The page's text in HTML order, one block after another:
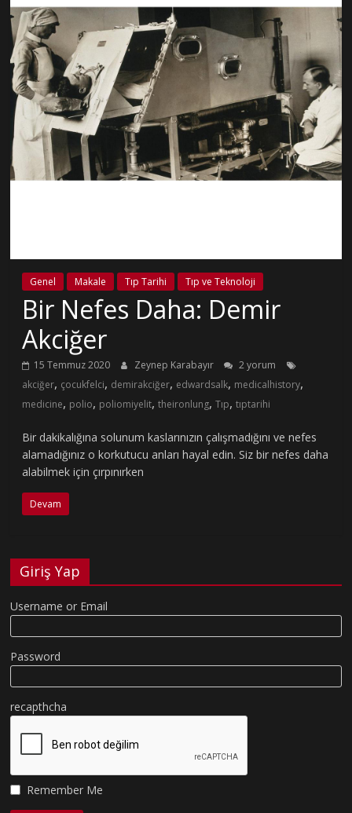
Genel Makale Tıp Tarihi Tıp ve Teknoloji
Bir Nefes Daha: Demir
Akciğer
15 Temmuz 2020 Zeynep Karabayır
2 yorum
akciğer, çocukfelci, demirakciğer, edwardsalk, medicalhistory,
medicine, polio, poliomiyelit,theironlung,Tıp,tıptarihi
Bir dakikalığına solunum kaslarınızın çalışmadığını ve nefes
alamadığınız o korkutucu anları hayal edin. Siz bir nefes daha
alabilmek için çırpınırken
Devam
Giriş Yap
Username or Email
Password
recapthcha
Remember Me